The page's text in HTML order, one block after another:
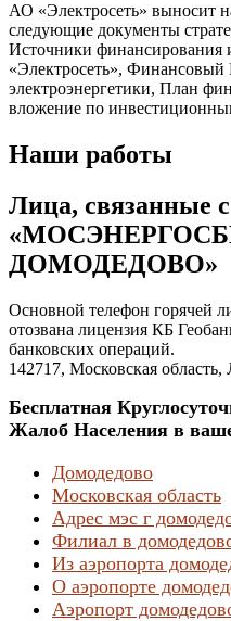
АО «Электросеть» выносит
следующие документы
Источники
«Электросеть», Финансовый
электроэнергетики, План
вложение по
Наши работы
Лица, связанные
ДОМОДЕДОВО»
Основной телефон горячей
отозвана лицензия КБ
банковских операций.
142717, Московская
Бесплатная
Жалоб Населения в
Домодедово
Московская область
Адрес мэс г
Филиал в
Из аэропорта
О аэропорте
Аэропорт